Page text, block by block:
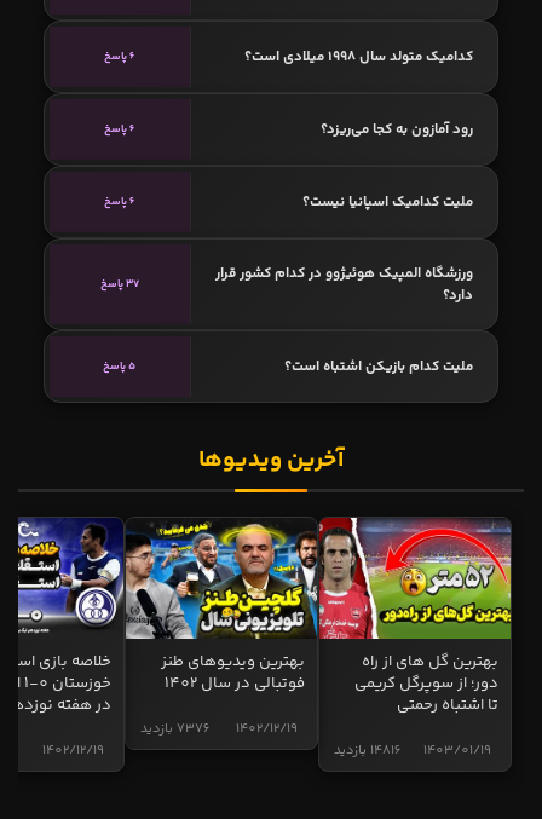
کدامیک متولد سال 1998 میلادی است؟ 6 پاسخ
رود آمازون به کجا می‌ریزد؟ 6 پاسخ
ملیت کدامیک اسپانیا نیست؟ 6 پاسخ
ورزشگاه المپیک هوئیژوو در کدام کشور قرار
دارد؟
37 پاسخ
ملیت کدام بازیکن اشتباه است؟ 5 پاسخ
آخرین ویدیوها
بهترین گل های از راه
دور؛ از سوپرگل کریمی
تا اشتباه رحمتی
14816 بازدید 1403/01/19
بهترین ویدیوهای طنز
فوتبالی در سال 1402
7376 بازدید 1402/12/19
خلاصه بازی
در هفته نوزدهم
1402/12/19